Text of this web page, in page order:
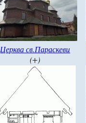
Церква св.Параскеви
(+)